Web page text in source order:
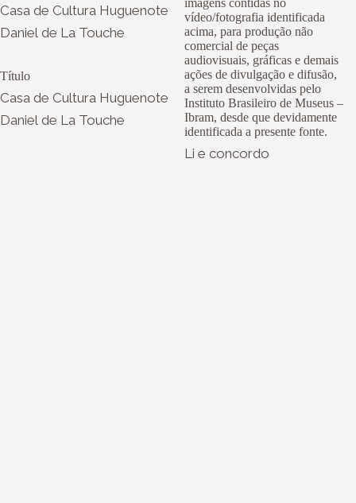
Casa de Cultura Huguenote
Daniel de La Touche
Título
Casa de Cultura Huguenote
Daniel de La Touche
vídeo/fotografia identificada
acima, para produção não
comercial de peças
audiovisuais, gráficas e demais
ações de divulgação e difusão,
a serem desenvolvidas pelo
Instituto Brasileiro de Museus –
Ibram, desde que devidamente
identificada a presente fonte.
Li e concordo